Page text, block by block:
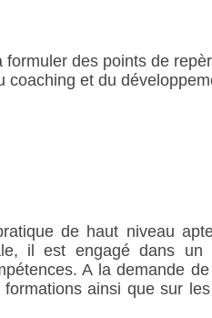
des points de
coaching et du
de haut niveau
il est engagé dans un
A la demande
ainsi que sur